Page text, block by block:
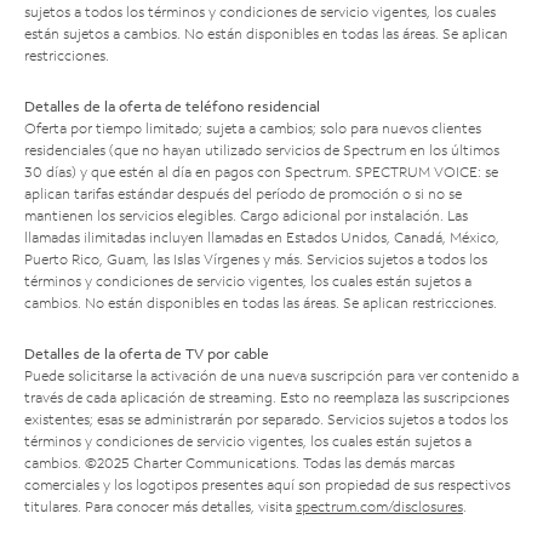
sujetos a todos los términos y condiciones de servicio vigentes, los cuales
están sujetos a cambios. No están disponibles en todas las áreas. Se aplican
restricciones.
Detalles de la oferta de teléfono residencial
Oferta por tiempo limitado; sujeta a cambios; solo para nuevos clientes
residenciales (que no hayan utilizado servicios de Spectrum en los últimos
30 días) y que estén al día en pagos con Spectrum. SPECTRUM VOICE: se
aplican tarifas estándar después del período de promoción o si no se
mantienen los servicios elegibles. Cargo adicional por instalación. Las
llamadas ilimitadas incluyen llamadas en Estados Unidos, Canadá, México,
Puerto Rico, Guam, las Islas Vírgenes y más. Servicios sujetos a todos los
términos y condiciones de servicio vigentes, los cuales están sujetos a
cambios. No están disponibles en todas las áreas. Se aplican restricciones.
Detalles de la oferta de TV por cable
Puede solicitarse la activación de una nueva suscripción para ver contenido a
través de cada aplicación de streaming. Esto no reemplaza las suscripciones
existentes; esas se administrarán por separado. Servicios sujetos a todos los
términos y condiciones de servicio vigentes, los cuales están sujetos a
cambios. ©2025 Charter Communications. Todas las demás marcas
comerciales y los logotipos presentes aquí son propiedad de sus respectivos
titulares. Para conocer más detalles, visita spectrum.com/disclosures